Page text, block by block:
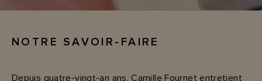
NOTRE SAVOIR-FAIRE
Depuis quatre-vingt-an ans, Camille Fournet entretient